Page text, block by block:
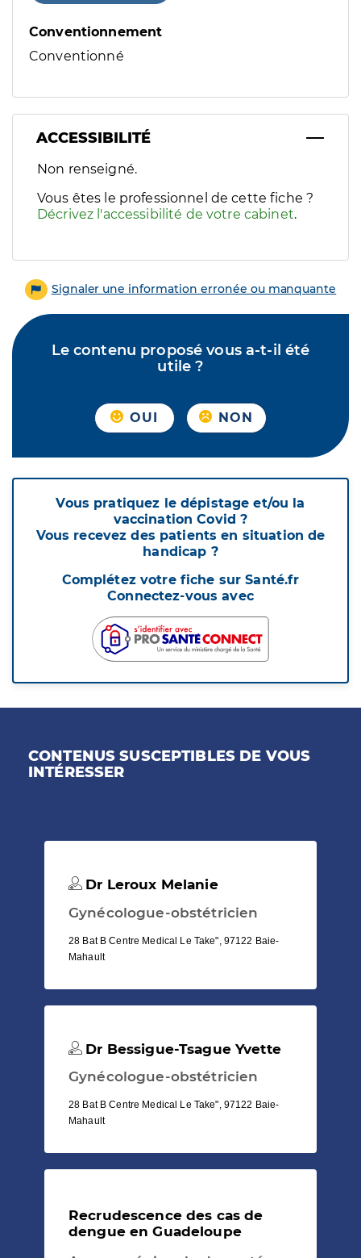
Conventionnement
Conventionné
ACCESSIBILITÉ
Filtres
Sélectionnez un ou plusieurs handicaps/besoins
Non renseigné.
Vous êtes le professionnel de cette fiche ?
Décrivez l'accessibilité de votre cabinet.
Signaler une information erronée ou manquante
Le contenu proposé vous a-t-il été
utile ?
OUI NON
Vous pratiquez le dépistage et/ou la
vaccination Covid ?
Vous recevez des patients en situation de
handicap ?
Complétez votre fiche sur Santé.fr
Connectez-vous avec
CONTENUS SUSCEPTIBLES DE VOUS
INTÉRESSER
Dr Leroux Melanie
Gynécologue-obstétricien
28 Bat B Centre Medical Le Take", 97122 Baie-
Mahault
Dr Bessigue-Tsague Yvette
Gynécologue-obstétricien
28 Bat B Centre Medical Le Take", 97122 Baie-
Mahault
Recrudescence des cas de
dengue en Guadeloupe